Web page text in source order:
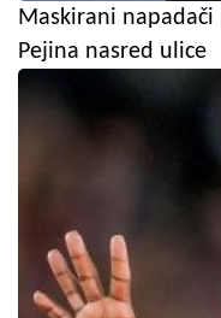
Maskirani
Pejina nasred ulice